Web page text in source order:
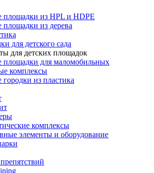
площадки из HPL и HDPE
площадки из дерева
для детского сада
для детских площадок
площадки для маломобильных
комплексы
городки из пластика
комплексы
элементы и оборудование